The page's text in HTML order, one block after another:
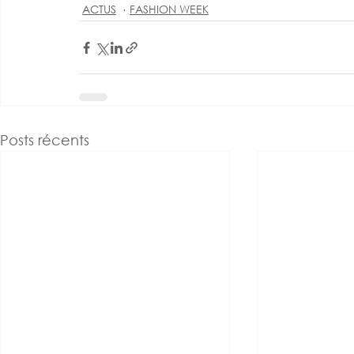
ACTUS FASHION WEEK
Posts récents